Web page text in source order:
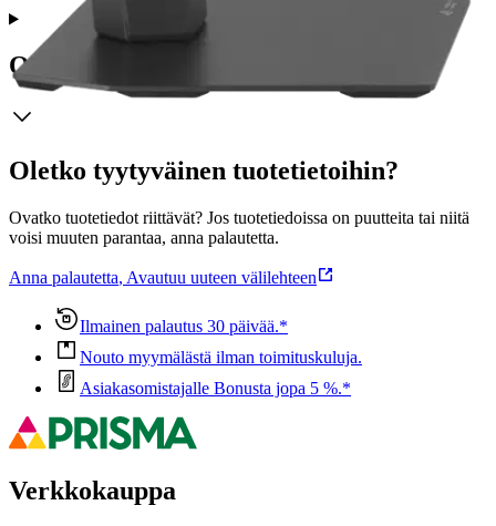
Ominaisuudet
Oletko tyytyväinen tuotetietoihin?
Ovatko tuotetiedot riittävät? Jos tuotetiedoissa on puutteita tai niitä
voisi muuten parantaa, anna palautetta.
Anna palautetta, Avautuu uuteen välilehteen
Ilmainen palautus 30 päivää.*
Nouto myymälästä ilman toimituskuluja.
Asiakasomistajalle Bonusta jopa 5 %.*
Verkkokauppa